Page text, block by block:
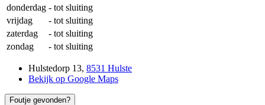
donderdag - tot sluiting
vrijdag
- tot sluiting
zaterdag
- tot sluiting
zondag
- tot sluiting
Hulstedorp 13, 8531 Hulste
Bekijk op Google Maps
Foutje gevonden?